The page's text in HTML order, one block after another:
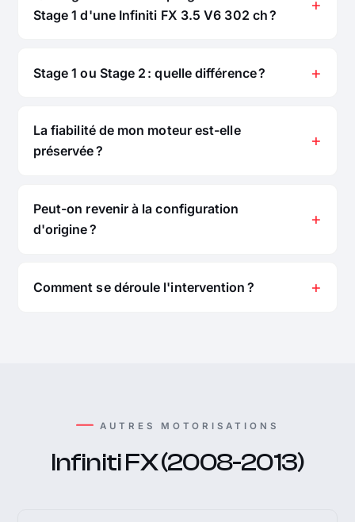
Stage 1 d'une Infiniti FX 3.5 V6 302 ch ?
Stage 1 ou Stage 2 : quelle différence ?
La fiabilité de mon moteur est-elle
préservée ?
Peut-on revenir à la configuration
d'origine ?
Comment se déroule l'intervention ?
AUTRES MOTORISATIONS
Infiniti FX (2008-2013)